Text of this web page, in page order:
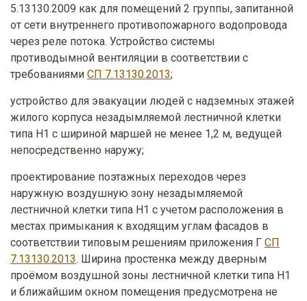
5.13130.2009 как для помещений 2 группы, запитанной
от сети внутреннего противопожарного водопровода
через реле потока. Устройство системы
противодымной вентиляции в соответствии с
требованиями СП 7.13130.2013;
устройство для эвакуации людей с надземных этажей
жилого корпуса незадымляемой лестничной клетки
типа Н1 с шириной маршей не менее 1,2 м, ведущей
непосредственно наружу;
проектирование поэтажных переходов через
наружную воздушную зону незадымляемой
лестничной клетки типа Н1 с учетом расположения в
местах примыкания к входящим углам фасадов в
соответствии типовым решениям приложения Г СП
7.13130.2013. Ширина простенка между дверным
проёмом воздушной зоны лестничной клетки типа Н1
и ближайшим окном помещения предусмотрена не